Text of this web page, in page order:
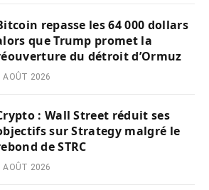
repasse les 64 000 dollars
que Trump promet la
du détroit d’Ormuz
AOÛT 2026
: Wall Street réduit ses
sur Strategy malgré le
de STRC
AOÛT 2026